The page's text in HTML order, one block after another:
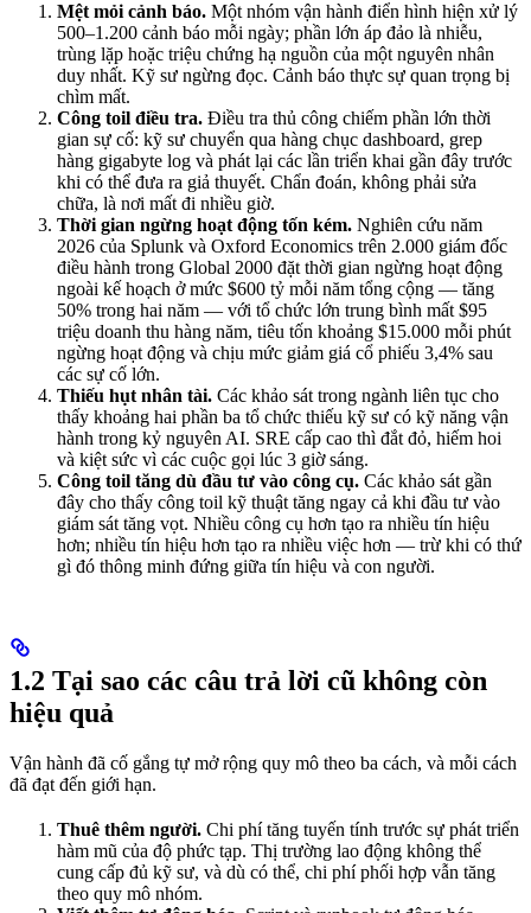
Mệt mỏi cảnh báo. Một nhóm vận hành điển hình hiện xử lý
500–1.200 cảnh báo mỗi ngày; phần lớn áp đảo là nhiễu,
trùng lặp hoặc triệu chứng hạ nguồn của một nguyên nhân
duy nhất. Kỹ sư ngừng đọc. Cảnh báo thực sự quan trọng bị
chìm mất.
Công toil điều tra. Điều tra thủ công chiếm phần lớn thời
gian sự cố: kỹ sư chuyển qua hàng chục dashboard, grep
hàng gigabyte log và phát lại các lần triển khai gần đây trước
khi có thể đưa ra giả thuyết. Chẩn đoán, không phải sửa
chữa, là nơi mất đi nhiều giờ.
Thời gian ngừng hoạt động tốn kém. Nghiên cứu năm
2026 của Splunk và Oxford Economics trên 2.000 giám đốc
điều hành trong Global 2000 đặt thời gian ngừng hoạt động
ngoài kế hoạch ở mức $600 tỷ mỗi năm tổng cộng — tăng
50% trong hai năm — với tổ chức lớn trung bình mất $95
triệu doanh thu hàng năm, tiêu tốn khoảng $15.000 mỗi phút
ngừng hoạt động và chịu mức giảm giá cổ phiếu 3,4% sau
các sự cố lớn.
Thiếu hụt nhân tài. Các khảo sát trong ngành liên tục cho
thấy khoảng hai phần ba tổ chức thiếu kỹ sư có kỹ năng vận
hành trong kỷ nguyên AI. SRE cấp cao thì đắt đỏ, hiếm hoi
và kiệt sức vì các cuộc gọi lúc 3 giờ sáng.
Công toil tăng dù đầu tư vào công cụ. Các khảo sát gần
đây cho thấy công toil kỹ thuật tăng ngay cả khi đầu tư vào
giám sát tăng vọt. Nhiều công cụ hơn tạo ra nhiều tín hiệu
hơn; nhiều tín hiệu hơn tạo ra nhiều việc hơn — trừ khi có thứ
gì đó thông minh đứng giữa tín hiệu và con người.
1.2 Tại sao các câu trả lời cũ không còn
hiệu quả
Vận hành đã cố gắng tự mở rộng quy mô theo ba cách, và mỗi cách
đã đạt đến giới hạn.
Thuê thêm người. Chi phí tăng tuyến tính trước sự phát triển
hàm mũ của độ phức tạp. Thị trường lao động không thể
cung cấp đủ kỹ sư, và dù có thể, chi phí phối hợp vẫn tăng
theo quy mô nhóm.